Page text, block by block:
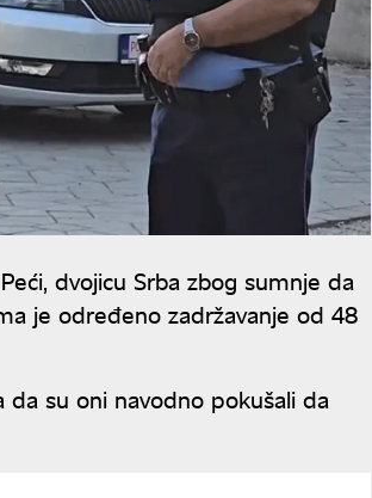
dvojicu Srba zbog sumnje da
je određeno zadržavanje od 48
su oni navodno pokušali da